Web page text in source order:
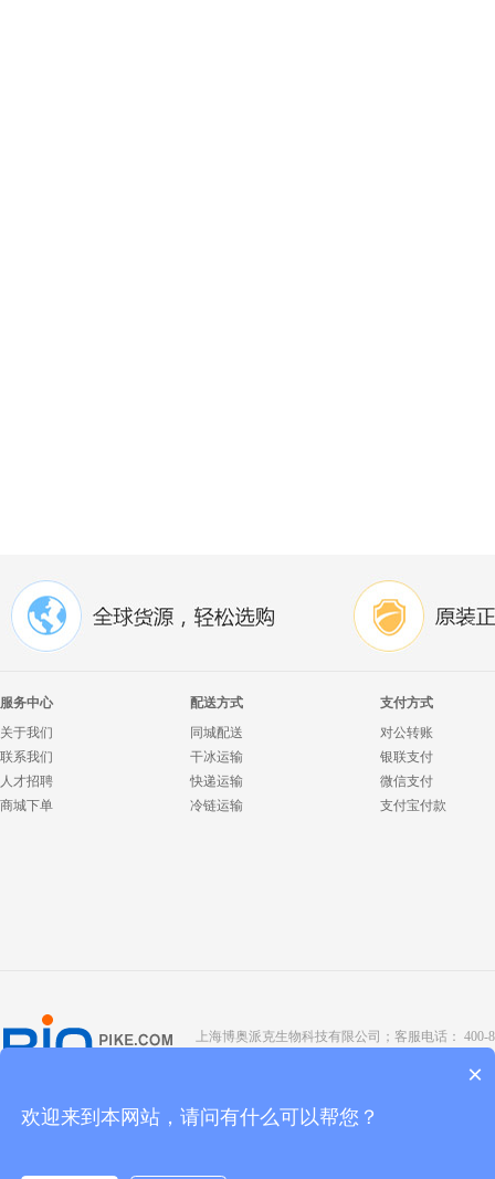
服务中心
关于我们
联系我们
人才招聘
商城下单
配送方式
同城配送
干冰运输
快递运输
冷链运输
支付方式
对公转账
银联支付
微信支付
支付宝付款
上海博奥派克生物科技有限公司；客服电话： 400-
京ICP备
×
欢迎来到本网站，请问有什么可以帮您？